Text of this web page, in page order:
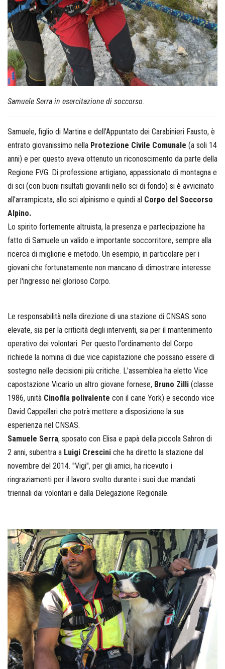
Samuele Serra in esercitazione di soccorso.
Samuele, figlio di Martina e dell'Appuntato dei Carabinieri Fausto, è
entrato giovanissimo nella Protezione Civile Comunale (a soli 14
anni) e per questo aveva ottenuto un riconoscimento da parte della
Regione FVG. Di professione artigiano, appassionato di montagna e
di sci (con buoni risultati giovanili nello sci di fondo) si è avvicinato
all'arrampicata, allo sci alpinismo e quindi al Corpo del Soccorso
Alpino.
Lo spirito fortemente altruista, la presenza e partecipazione ha
fatto di Samuele un valido e importante soccorritore, sempre alla
ricerca di migliorie e metodo. Un esempio, in particolare per i
giovani che fortunatamente non mancano di dimostrare interesse
per l'ingresso nel glorioso Corpo.
Le responsabilità nella direzione di una stazione di CNSAS sono
elevate, sia per la criticità degli interventi, sia per il mantenimento
operativo dei volontari. Per questo l'ordinamento del Corpo
richiede la nomina di due vice capistazione che possano essere di
sostegno nelle decisioni più critiche. L'assemblea ha eletto Vice
capostazione Vicario un altro giovane fornese, Bruno Zilli (classe
1986, unità Cinofila polivalente con il cane York) e secondo vice
David Cappellari che potrà mettere a disposizione la sua
esperienza nel CNSAS.
Samuele Serra, sposato con Elisa e papà della piccola Sahron di
2 anni, subentra a Luigi Crescini che ha diretto la stazione dal
novembre del 2014. "Vigi", per gli amici, ha ricevuto i
ringraziamenti per il lavoro svolto durante i suoi due mandati
triennali dai volontari e dalla Delegazione Regionale.